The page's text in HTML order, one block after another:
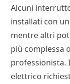
Alcuni
installati con
mentre altri
più complessa
professionista.
elettrico